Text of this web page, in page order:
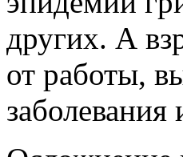
других. А
от работы,